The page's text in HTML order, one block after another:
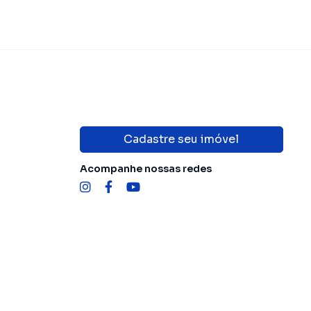
Cadastre seu imóvel
Acompanhe nossas redes